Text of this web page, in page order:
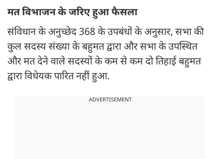
मत विभाजन के जरिए हुआ फैसला
संविधान के अनुच्छेद 368 के उपबंधों के अनुसार, सभा की
कुल सदस्य संख्या के बहुमत द्वारा और सभा के उपस्थित
और मत देने वाले सदस्यों के कम से कम दो तिहाई बहुमत
द्वारा विधेयक पारित नहीं हुआ.
ADVERTISEMENT